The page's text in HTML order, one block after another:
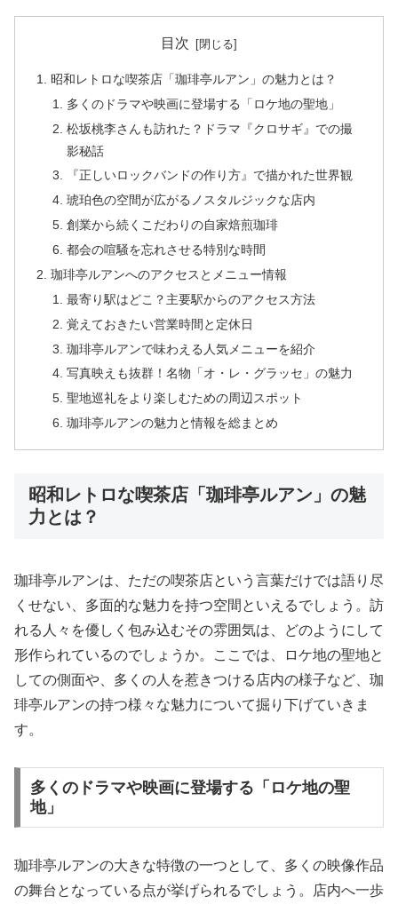
目次
昭和レトロな喫茶店「珈琲亭ルアン」の魅力とは？
多くのドラマや映画に登場する「ロケ地の聖地」
松坂桃李さんも訪れた？ドラマ『クロサギ』での撮
影秘話
『正しいロックバンドの作り方』で描かれた世界観
琥珀色の空間が広がるノスタルジックな店内
創業から続くこだわりの自家焙煎珈琲
都会の喧騒を忘れさせる特別な時間
珈琲亭ルアンへのアクセスとメニュー情報
最寄り駅はどこ？主要駅からのアクセス方法
覚えておきたい営業時間と定休日
珈琲亭ルアンで味わえる人気メニューを紹介
写真映えも抜群！名物「オ・レ・グラッセ」の魅力
聖地巡礼をより楽しむための周辺スポット
珈琲亭ルアンの魅力と情報を総まとめ
昭和レトロな喫茶店「珈琲亭ルアン」の魅
力とは？
珈琲亭ルアンは、ただの喫茶店という言葉だけでは語り尽
くせない、多面的な魅力を持つ空間といえるでしょう。訪
れる人々を優しく包み込むその雰囲気は、どのようにして
形作られているのでしょうか。ここでは、ロケ地の聖地と
しての側面や、多くの人を惹きつける店内の様子など、珈
琲亭ルアンの持つ様々な魅力について掘り下げていきま
す。
多くのドラマや映画に登場する「ロケ地の聖
地」
珈琲亭ルアンの大きな特徴の一つとして、多くの映像作品
の舞台となっている点が挙げられるでしょう。店内へ一歩